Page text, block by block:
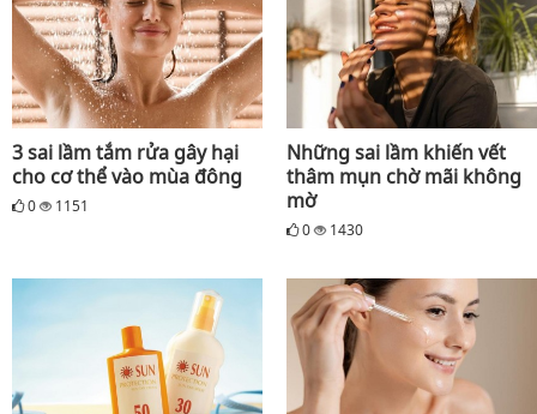
3 sai lầm tắm rửa gây hại
cho cơ thể vào mùa đông
0 1151
Những sai lầm khiến vết
thâm mụn chờ mãi không
mờ
0 1430